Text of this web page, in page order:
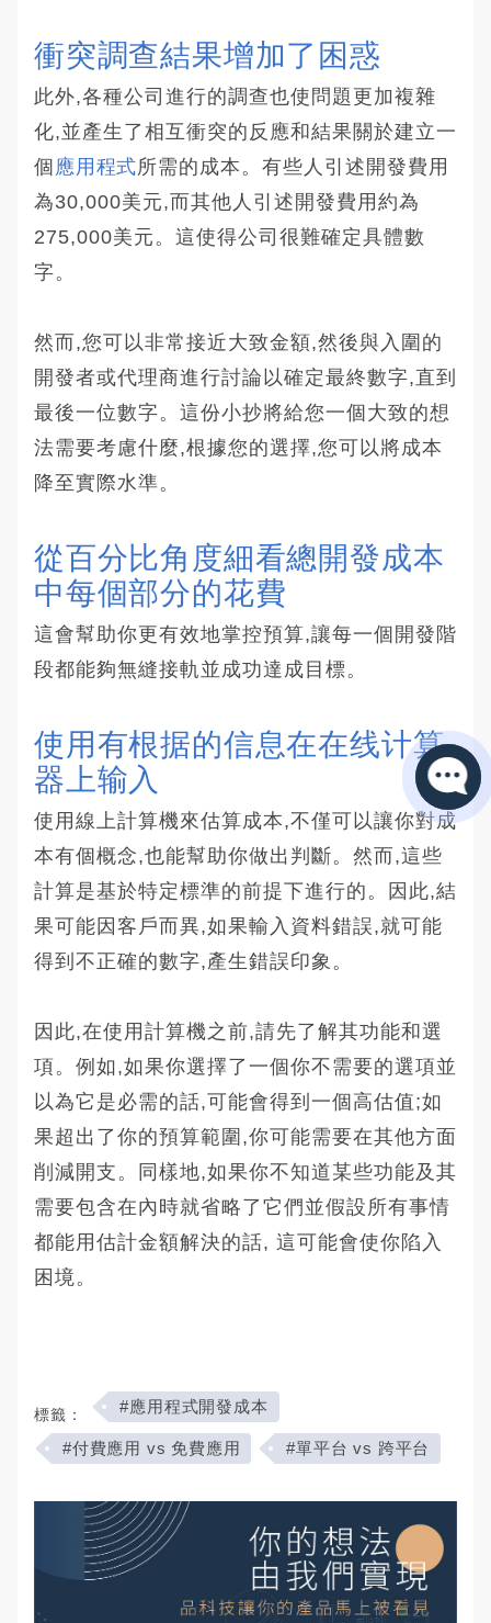
衝突調查結果增加了困惑
此外,各種公司進行的調查也使問題更加複雜
化,並產生了相互衝突的反應和結果關於建立一
個 應用程式所需的成本。有些人引述開發費用
為30,000美元,而其他人引述開發費用約為
275,000美元。這使得公司很難確定具體數
字。
然而,您可以非常接近大致金額,然後與入圍的
開發者或代理商進行討論以確定最終數字,直到
最後一位數字。這份小抄將給您一個大致的想
法需要考慮什麼,根據您的選擇,您可以將成本
降至實際水準。
從百分比角度細看總開發成本
中每個部分的花費
這會幫助你更有效地掌控預算,讓每一個開發階
段都能夠無縫接軌並成功達成目標。
使用有根据的信息在在线计算
器上输入
使用線上計算機來估算成本,不僅可以讓你對成
本有個概念,也能幫助你做出判斷。然而,這些
計算是基於特定標準的前提下進行的。因此,結
果可能因客戶而異,如果輸入資料錯誤,就可能
得到不正確的數字,產生錯誤印象。
因此,在使用計算機之前,請先了解其功能和選
項。例如,如果你選擇了一個你不需要的選項並
以為它是必需的話,可能會得到一個高估值;如
果超出了你的預算範圍,你可能需要在其他方面
削減開支。同樣地,如果你不知道某些功能及其
需要包含在內時就省略了它們並假設所有事情
都能用估計金額解決的話, 這可能會使你陷入
困境。
標籤： #應用程式開發成本
#付費應用 vs 免費應用 #單平台 vs 跨平台